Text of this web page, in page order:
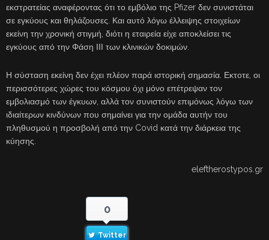
εκστρατείας αναφέροντας ότι το εμβόλιο της Pfizer δεν συνιστάται
σε εγκύους και θηλάζουσες. Και αυτό λόγω έλλειψης στοιχείων
εκείνη την χρονική στιγμή, διότι η εταιρεία είχε αποκλείσει τις
εγκύους από την Φάση ΙΙΙ των κλινικών δοκιμών.
Η σύσταση εκείνη δεν έχει πλέον παρά ιστορική σημασία. Εκτοτε, οι
περισσότερες χώρες του κόσμου όχι μόνο επέτρεψαν τον
εμβολιασμό των έγκυων, αλλά τον συνιστούν επιμόνως λόγω των
ιδιαίτερων κινδύνων που σημαίνει για την ομάδα αυτήν του
πληθυσμού η προσβολή από την Covid κατά την διάρκεια της
κύησης.
eleftherostypos.gr
0
Twitter